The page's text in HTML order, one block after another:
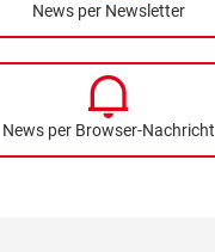
News per Newsletter
News per Browser-Nachricht